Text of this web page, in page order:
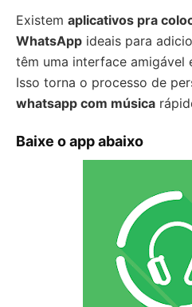
Existem aplicativos pra
WhatsApp ideais para
têm uma interface amigável
Isso torna o processo de
whatsapp com música
Baixe o app abaixo